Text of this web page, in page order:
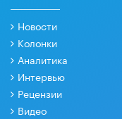
Новости
Колонки
Аналитика
Интервью
Рецензии
Видео